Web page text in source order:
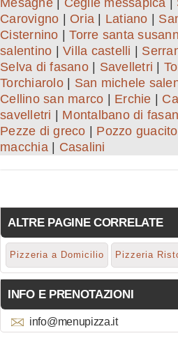
Mesagne| Ceglie messapica
Carovigno
Oria Latiano
Cisternino |Torre santa
salentino
Villa castelli
Selva di fasano| Savelletri
Torchiarolo| San michele
Cellino san marco
Erchie
savelletri
Montalbano di
Pezze di greco
Pozzo guacito
macchia| Casalini
ALTRE PAGINE CORRELATE
Pizzeria a Domicilio Pizzeria
INFO E PRENOTAZIONI
info@menupizza.it